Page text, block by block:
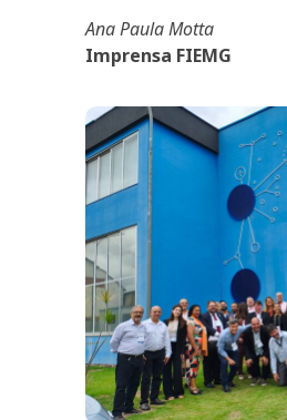
Ana Paula Motta
Imprensa FIEMG